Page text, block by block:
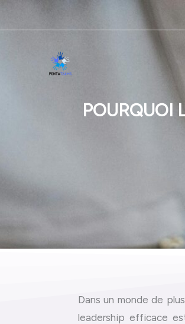
POURQUOI
Dans un monde de
leadership efficace